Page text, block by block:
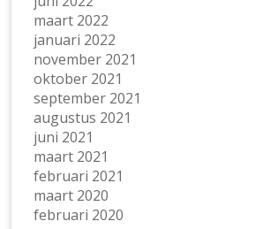
maart 2022
januari 2022
november 2021
oktober 2021
september 2021
augustus 2021
juni 2021
maart 2021
februari 2021
maart 2020
februari 2020